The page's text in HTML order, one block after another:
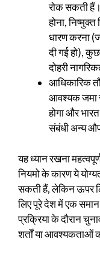
रोक सकती
होना,
धारण करना
दी गई हो),
दोहरी
आधिकारिक
आवश्यक जमा
होगा और
संबंधी अन्य
यह ध्यान रखना
नियमो के कारण ये
सकती हैं, लेकिन ऊपर
लिए पूरे देश में एक
प्रक्रिया के दौरान
शर्तों या आवश्यकताओं